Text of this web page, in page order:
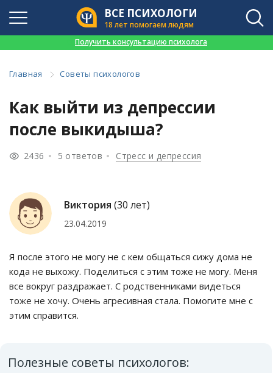
ВСЕ ПСИХОЛОГИ
18 лет помогаем людям
Получить консультацию психолога
Главная Советы психологов
Как выйти из депрессии
после выкидыша?
2436 5 ответов Стресс и депрессия
Виктория (30 лет)
23.04.2019
Я после этого не могу не с кем общаться сижу дома не
кода не выхожу. Поделиться с этим тоже не могу. Меня
все вокруг раздражает. С родственниками видеться
тоже не хочу. Очень агресивная стала. Помогите мне с
этим справится.
Полезные советы психологов: